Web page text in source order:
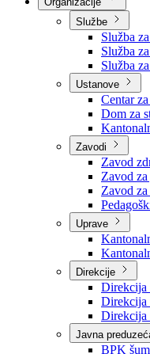
Nadležnosti
Sjednice Vlade
Službe
Služba
Služba
Služba
Ustanove
Centar za
Dom za
Zavodi
Zavod
Zavod za
Zavod za
Uprave
Direkcije
Direkcija
Direkcija